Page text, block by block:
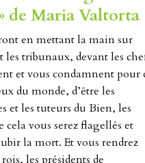
de Maria Valtorta
en mettant la main sur
tribunaux, devant les
et vous condamnent pour
du monde, d’être les
et les tuteurs du Bien, les
cela vous serez flagellés et
la mort. Et vous rendrez
les présidents de